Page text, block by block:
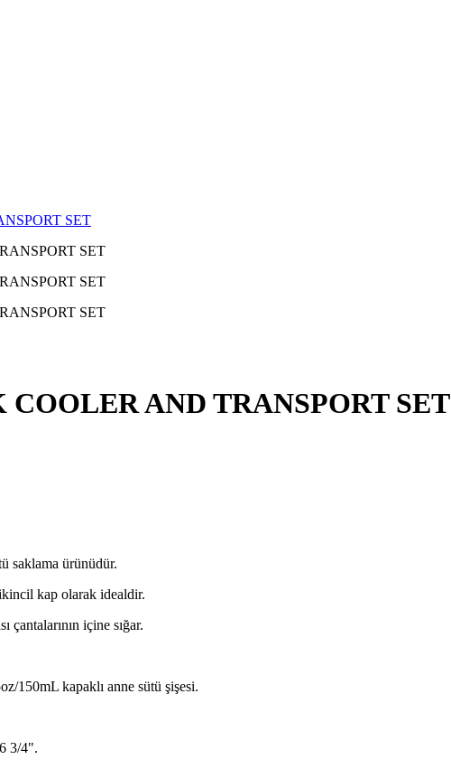
SET
AND TRANSPORT SET
saklama ürünüdür.
kap olarak idealdir.
içine sığar.
150mL kapaklı anne sütü şişesi.
3/4".